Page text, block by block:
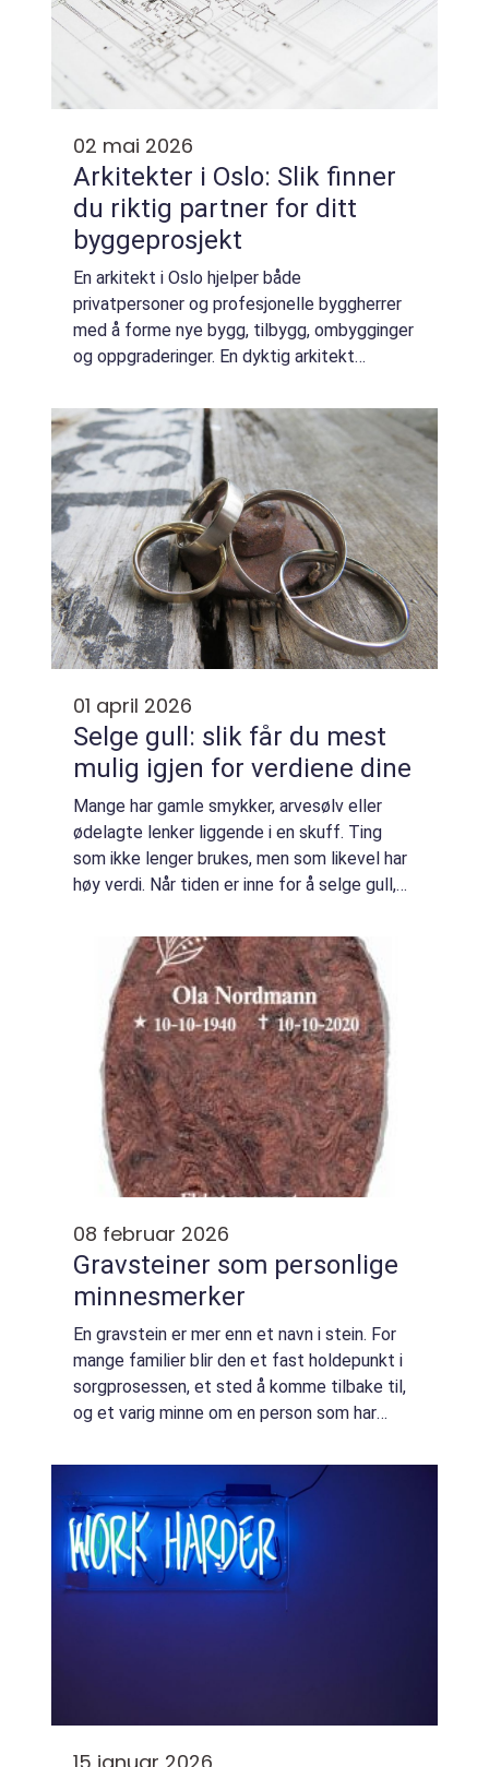
02 mai 2026
Arkitekter i Oslo: Slik finner
du riktig partner for ditt
byggeprosjekt
En arkitekt i Oslo hjelper både
privatpersoner og profesjonelle byggherrer
med å forme nye bygg, tilbygg, ombygginger
og oppgraderinger. En dyktig arkitekt
praktisk gjennomførbarhet....
01 april 2026
Selge gull: slik får du mest
mulig igjen for verdiene dine
Mange har gamle smykker, arvesølv eller
ødelagte lenker liggende i en skuff. Ting
som ikke lenger brukes, men som likevel har
høy verdi. Når tiden er inne for å selge gull,
på en trygg og lønnsom måte? Valget ...
08 februar 2026
Gravsteiner som personlige
minnesmerker
En gravstein er mer enn et navn i stein. For
mange familier blir den et fast holdepunkt i
sorgprosessen, et sted å komme tilbake til,
og et varig minne om en person som har
vind i mange tiår, men de skal også ...